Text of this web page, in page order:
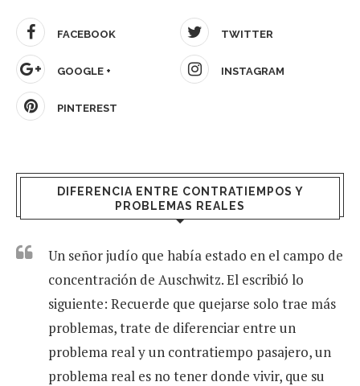
FACEBOOK TWITTER
GOOGLE + INSTAGRAM
PINTEREST
DIFERENCIA ENTRE CONTRATIEMPOS Y
PROBLEMAS REALES
Un señor judío que había estado en el campo de
concentración de Auschwitz. El escribió lo
siguiente: Recuerde que quejarse solo trae más
problemas, trate de diferenciar entre un
problema real y un contratiempo pasajero, un
problema real es no tener donde vivir, que su